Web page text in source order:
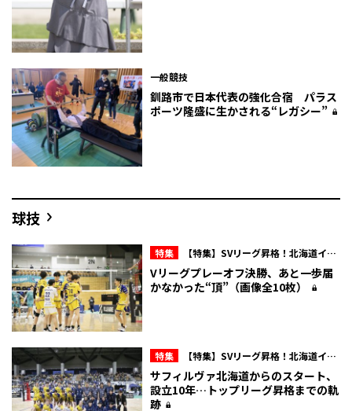
一般競技
釧路市で日本代表の強化合宿 パラス
ポーツ隆盛に生かされる“レガシー”
球技
特集
【特集】SVリーグ昇格！北海道イエ
ロースターズ“奇数の壁”を飛び越えて
Vリーグプレーオフ決勝、あと一歩届
かなかった“頂”（画像全10枚）
特集
【特集】SVリーグ昇格！北海道イエ
ロースターズ“奇数の壁”を飛び越えて
サフィルヴァ北海道からのスタート、
設立10年…トップリーグ昇格までの軌
跡